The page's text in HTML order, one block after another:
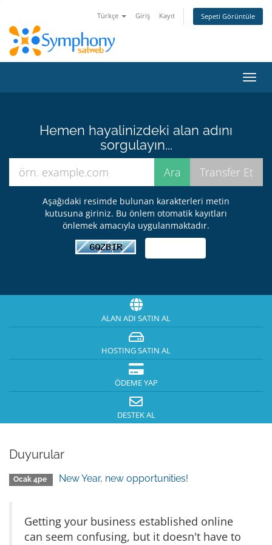
Türkçe Giriş Kayıt Sepeti Görüntüle
Hemen hayalinizdeki alan adını
sorgulayın...
Aşağıdaki resimde bulunan karakterleri metin
kutusuna giriniz. Bu önlem otomatik kayıtları
önlemek amacıyla uygulanmaktadır.
ALAN ADI SATIN AL
HOSTING SATIN AL
ÖDEME YAP
DESTEK AL
Duyurular
Ocak 4pe New Year, new opportunities!
Getting your business established online
can seem confusing, but it doesn't have to